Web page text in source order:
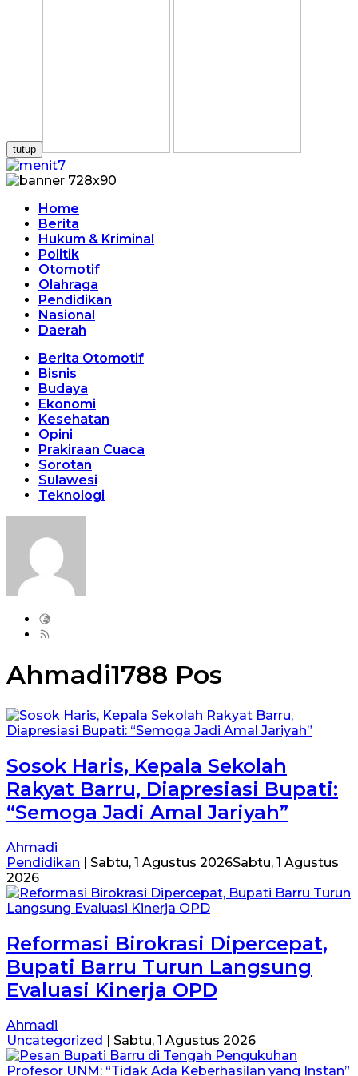
tutup
Home
Berita
Hukum & Kriminal
Politik
Otomotif
Olahraga
Pendidikan
Nasional
Daerah
Berita Otomotif
Bisnis
Budaya
Ekonomi
Kesehatan
Opini
Prakiraan Cuaca
Sorotan
Sulawesi
Teknologi
Ahmadi1788 Pos
Sosok Haris, Kepala Sekolah
Rakyat Barru, Diapresiasi Bupati:
“Semoga Jadi Amal Jariyah”
Ahmadi
Pendidikan | Sabtu, 1 Agustus 2026Sabtu, 1 Agustus
2026
Reformasi Birokrasi Dipercepat,
Bupati Barru Turun Langsung
Evaluasi Kinerja OPD
Ahmadi
Uncategorized | Sabtu, 1 Agustus 2026